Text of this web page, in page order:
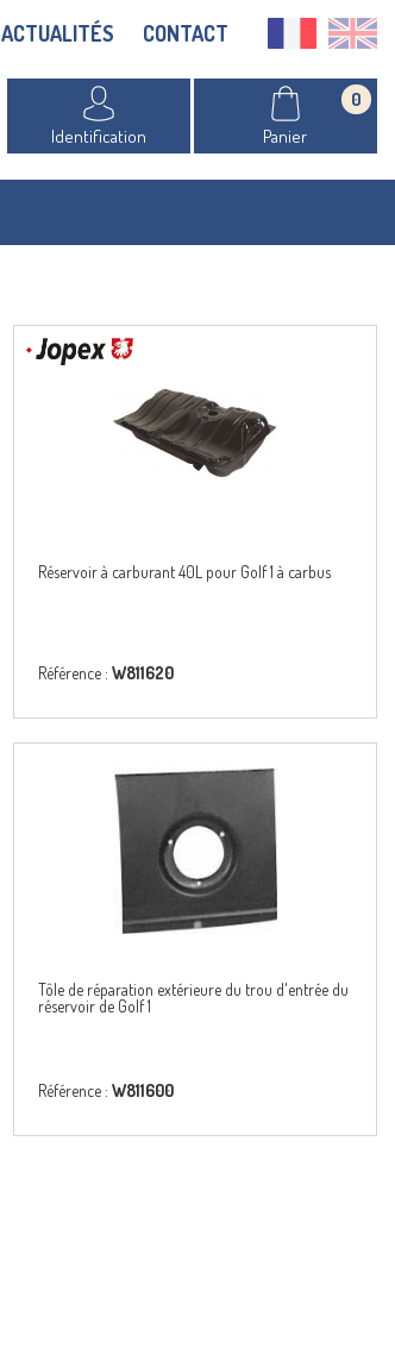
ACTUALITÉS CONTACT
Identification Panier
0
Réservoir à carburant 40L pour Golf 1 à carbus
Référence : W811620
Tôle de réparation extérieure du trou d'entrée du
réservoir de Golf 1
Référence : W811600